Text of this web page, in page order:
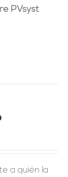
PVsyst.
a quién la